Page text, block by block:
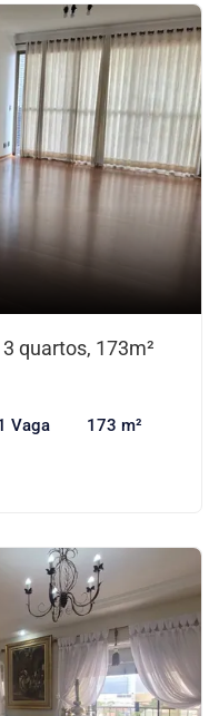
quartos, 173m²
Vaga 173 m²